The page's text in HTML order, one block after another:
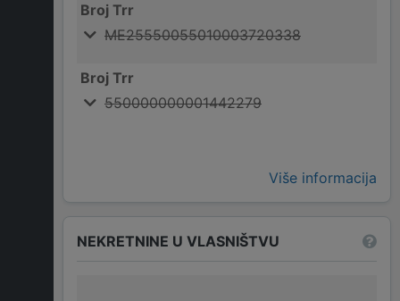
Broj Trr
ME25550055010003720338
Broj Trr
550000000001442279
Više informacija
NEKRETNINE U VLASNIŠTVU